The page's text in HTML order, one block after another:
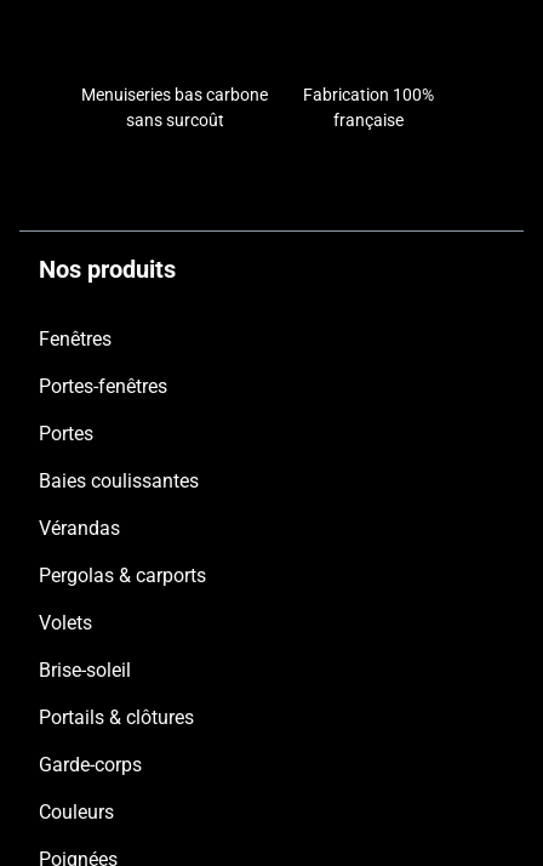
disponibles pour vous accompagner dans tous
vos projets architecturaux.
Menuiseries bas carbone
sans surcoût
Fabrication 100%
française
Nos produits
Fenêtres
Portes-fenêtres
Portes
Baies coulissantes
Vérandas
Pergolas & carports
Volets
Brise-soleil
Portails & clôtures
Garde-corps
Couleurs
Poignées